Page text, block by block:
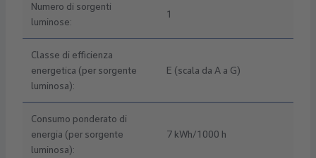
Numero di sorgenti
luminose:
1
Classe di efficienza
energetica (per sorgente
luminosa):
E (scala da A a G)
Consumo ponderato di
energia (per sorgente
luminosa):
7 kWh/1000 h